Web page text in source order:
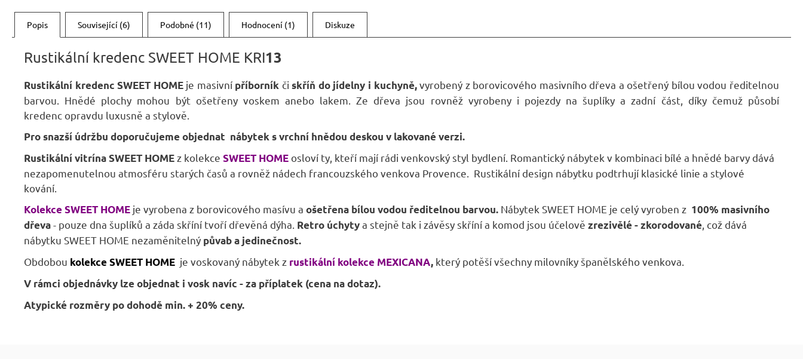
Popis Související (6) Podobné (11) Hodnocení (1) Diskuze
Rustikální kredenc SWEET HOME KRI13
Rustikální kredenc SWEET HOME je masivnípříborník či skříň do jídelny i kuchyně,vyrobený z borovicového masivního dřeva a ošetřený bílou vodou ředitelnou
barvou. Hnědé plochy mohou být ošetřeny voskem anebo lakem. Ze dřeva jsou rovněž vyrobeny i pojezdy na šuplíky a zadní část, díky čemuž působí
kredenc opravdu luxusně a stylově.
Pro snazší údržbu doporučujeme objednat nábytek s vrchní hnědou deskou v lakované verzi.
Rustikálnívitrína SWEET HOMEz kolekce SWEET HOMEosloví ty, kteří mají rádi venkovský styl bydlení. Romantický nábytek v kombinaci bílé a hnědé barvy dává
nezapomenutelnou atmosféru starých časů a rovněž nádech francouzského venkova Provence. Rustikální design nábytku podtrhují klasické linie a stylové
kování.
Kolekce SWEET HOME je vyrobena z borovicového masívu a ošetřena bílou vodou ředitelnou barvou. Nábytek SWEET HOME je celý vyroben z 100% masivního
dřeva- pouze dna šuplíků a záda skříní tvoří dřevěná dýha. Retro úchytya stejně tak i závěsy skříní a komod jsou účelově zrezivělé - zkorodované, což dává
nábytku SWEET HOME nezaměnitelný půvab a jedinečnost.
Obdobou kolekce SWEET HOME je voskovaný nábytek z rustikální kolekce MEXICANA, který potěší všechny milovníky španělského venkova.
V rámci objednávky lze objednat i vosk navíc - za příplatek (cena na dotaz).
Atypické rozměry po dohodě min. + 20% ceny.